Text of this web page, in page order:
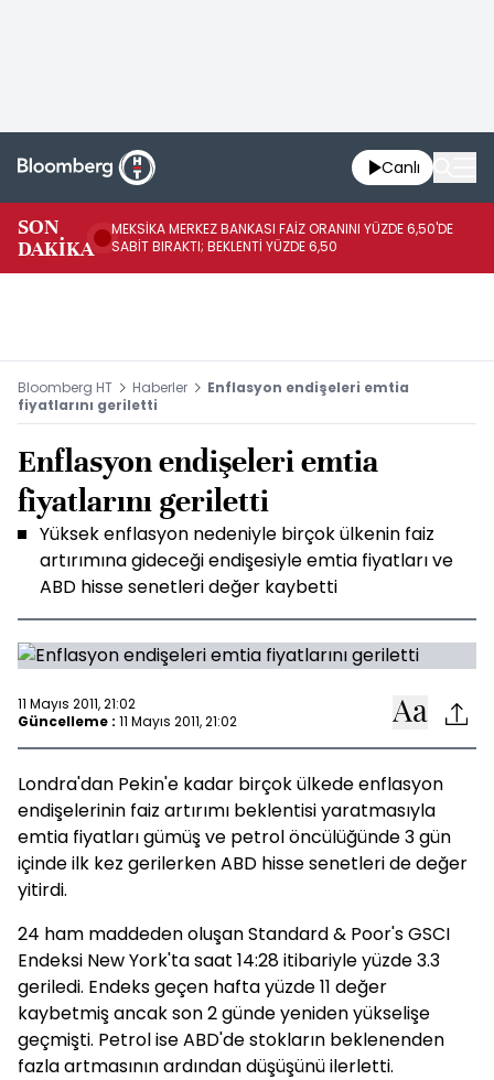
Canlı
SON
DAKİKA
MEKSİKA MERKEZ BANKASI FAİZ ORANINI YÜZDE 6,50'DE
SABİT BIRAKTI; BEKLENTİ YÜZDE 6,50
Bloomberg HT Haberler
Enflasyon endişeleri emtia
fiyatlarını geriletti
Enflasyon endişeleri emtia
fiyatlarını geriletti
Yüksek enflasyon nedeniyle birçok ülkenin faiz
artırımına gideceği endişesiyle emtia fiyatları ve
ABD hisse senetleri değer kaybetti
11 Mayıs 2011, 21:02
Güncelleme : 11 Mayıs 2011, 21:02
Londra'dan Pekin'e kadar birçok ülkede enflasyon
endişelerinin faiz artırımı beklentisi yaratmasıyla
emtia fiyatları gümüş ve petrol öncülüğünde 3 gün
içinde ilk kez gerilerken ABD hisse senetleri de değer
yitirdi.
24 ham maddeden oluşan Standard & Poor's GSCI
Endeksi New York'ta saat 14:28 itibariyle yüzde 3.3
geriledi. Endeks geçen hafta yüzde 11 değer
kaybetmiş ancak son 2 günde yeniden yükselişe
geçmişti. Petrol ise ABD'de stokların beklenenden
fazla artmasının ardından düşüşünü ilerletti.